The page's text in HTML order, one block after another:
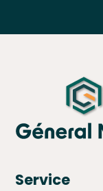
Service